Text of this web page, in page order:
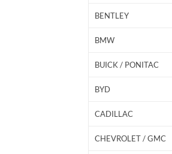
BENTLEY
BMW
BUICK / PONITAC
BYD
CADILLAC
CHEVROLET / GMC